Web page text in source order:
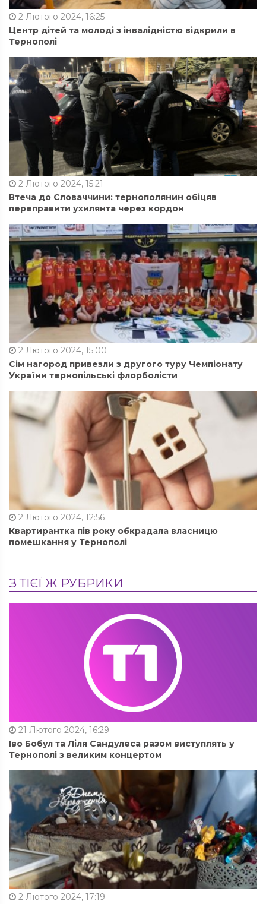
2 Лютого 2024, 16:25
Центр дітей та молоді з інвалідністю відкрили в
Тернополі
2 Лютого 2024, 15:21
Втеча до Словаччини: тернополянин обіцяв
переправити ухилянта через кордон
2 Лютого 2024, 15:00
Сім нагород привезли з другого туру Чемпіонату
України тернопільські флорболісти
2 Лютого 2024, 12:56
Квартирантка пів року обкрадала власницю
помешкання у Тернополі
З ТІЄЇ Ж РУБРИКИ
21 Лютого 2024, 16:29
Іво Бобул та Ліля Сандулеса разом виступлять у
Тернополі з великим концертом
2 Лютого 2024, 17:19